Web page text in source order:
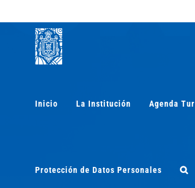
contenido
Inicio La Institución Agenda
Protección de Datos Personales